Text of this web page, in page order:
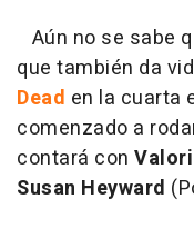
Aún no se sabe
que también da
Dead en la cuarta
comenzado a
contará con
Susan Heyward